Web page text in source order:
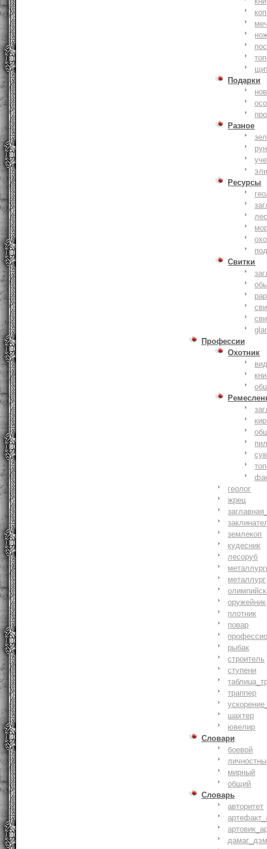
Подарки
Разное
Ресурсы
Свитки
Профессии
Охотник
геолог
жрец
землекоп
кудесник
лесоруб
металлург
оружейник
плотник
повар
рыбак
строитель
ступени
траппер
шахтер
ювелир
Словари
боевой
мирный
общий
Словарь
авторитет